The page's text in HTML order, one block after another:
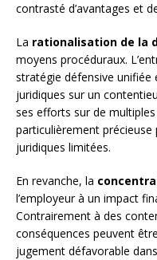
contrasté d’avantages et
La rationalisation de la
moyens procéduraux.
stratégie défensive unifiée
juridiques sur un
ses efforts sur de
particulièrement précieuse
juridiques limitées.
En revanche, la
l’employeur à un impact
Contrairement à des
conséquences peuvent
jugement défavorable